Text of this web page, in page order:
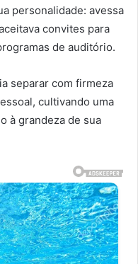
personalidade: avessa
convites para
de auditório.
separar com firmeza
cultivando uma
à grandeza de sua